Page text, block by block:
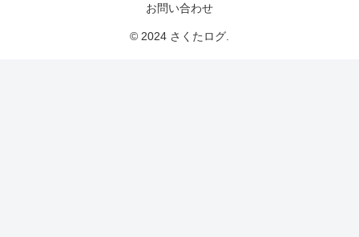
お問い合わせ
© 2024 さくたログ.